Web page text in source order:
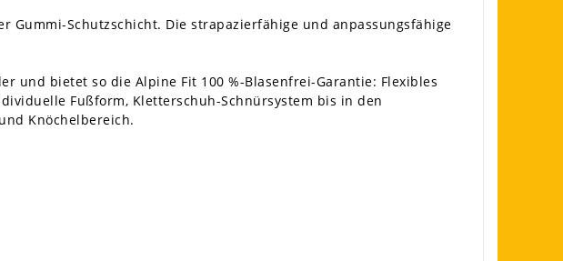
Gummi-Schutzschicht. Die strapazierfähige und anpassungsfähige
und bietet so die Alpine Fit 100 %-Blasenfrei-Garantie: Flexibles
Fußform, Kletterschuh-Schnürsystem bis in den
Knöchelbereich.